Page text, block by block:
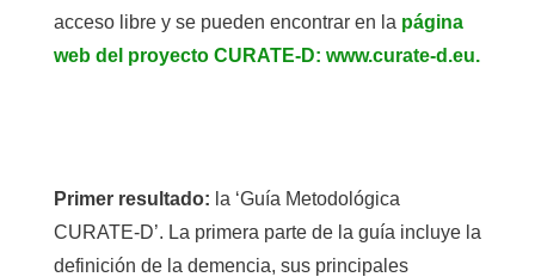
acceso libre y se pueden encontrar en la página
web del proyecto CURATE-D: www.curate-d.eu.
Primer resultado: la ‘Guía Metodológica
CURATE-D’. La primera parte de la guía incluye la
definición de la demencia, sus principales